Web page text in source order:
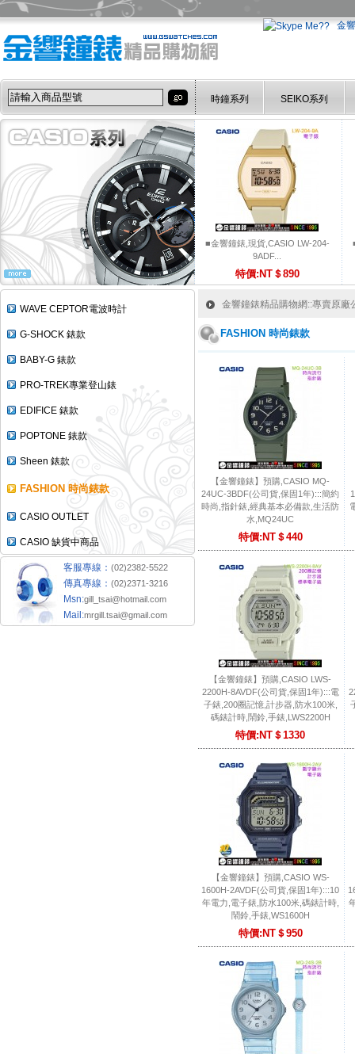
金
時鐘系列 SEIKO系列
■金響鐘錶,現貨,CASIO LW-204-
9ADF...
特價:NT＄890
WAVE CEPTOR電波時計
G-SHOCK 錶款
BABY-G 錶款
PRO-TREK專業登山錶
EDIFICE 錶款
POPTONE 錶款
Sheen 錶款
FASHION 時尚錶款
CASIO OUTLET
CASIO 缺貨中商品
客服專線： (02)2382-5522
傳真專線： (02)2371-3216
Msn:gill_tsai@hotmail.com
Mail:mrgill.tsai@gmail.com
金響鐘錶精品購物網::專賣原廠
FASHION 時尚錶款
【金響鐘錶】預購,CASIO MQ-
24UC-3BDF(公司貨,保固1年):::簡約
時尚,指針錶,經典基本必備款,生活防
水,MQ24UC
特價:NT＄440
【金響鐘錶】預購,CASIO LWS-
2200H-8AVDF(公司貨,保固1年):::電
子錶,200圈記憶,計步器,防水100米,
碼錶計時,鬧鈴,手錶,LWS2200H
特價:NT＄1330
【金響鐘錶】預購,CASIO WS-
1600H-2AVDF(公司貨,保固1年):::10
年電力,電子錶,防水100米,碼錶計時,
鬧鈴,手錶,WS1600H
特價:NT＄950